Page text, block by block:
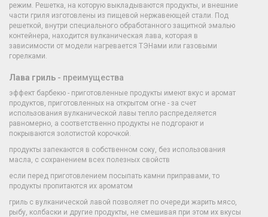
режим. Решетка, на которую выкладываются продукты, и внешние
части гриля изготовлены из пищевой нержавеющей стали. Под
решеткой, внутри специального обработанного защитной эмалью
контейнера, находится вулканическая лава, которая в
зависимости от модели нагревается ТЭНами или газовыми
горелками.
Лава гриль - преимущества
эффект барбекю - приготовленные продукты имеют вкус и аромат
продуктов, приготовленных на открытом огне - за счет
использования вулканической лавы тепло распределяется
равномерно, а соответственно продукты не подгорают и
покрываются золотистой корочкой.
продукты запекаются в собственном соку, без использования
масла, с сохранением всех полезных свойств
если перед приготовлением посыпать камни приправами, то
продукты пропитаются их ароматом
гриль с вулканической лавой позволяет по очереди жарить мясо,
рыбу, колбаски и другие продукты, не смешивая при этом их вкусы